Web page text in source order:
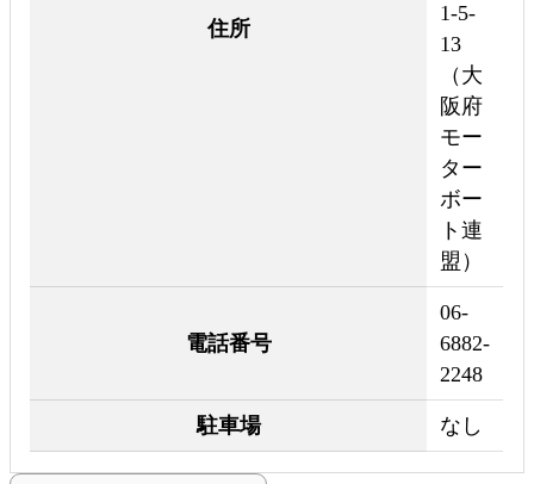
住所
1-5-
13
（大
阪府
モー
ター
ボー
ト連
盟）
電話番号
06-
6882-
2248
駐車場 なし